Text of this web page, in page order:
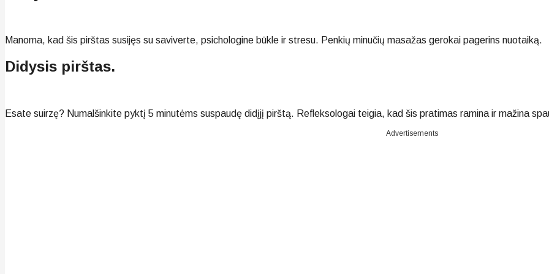
Manoma, kad šis pirštas susijęs su saviverte, psichologine būkle ir stresu. Penkių minučių masažas gerokai pagerins nuotaiką.
Didysis pirštas.
Esate suirzę? Numalšinkite pyktį 5 minutėms suspaudę didįjį pirštą. Refleksologai teigia, kad šis pratimas ramina ir mažina
Advertisements